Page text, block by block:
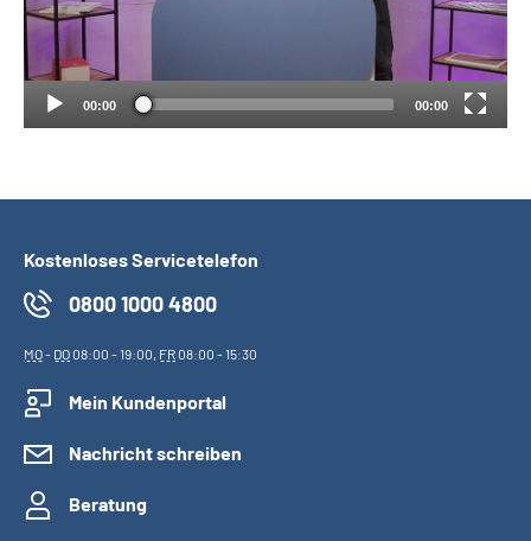
Leichte Sprache
Mein Kundenportal
00:00 00:00
Kostenloses Servicetelefon
0800 1000 4800
MO- DO08:00 - 19:00, FR08:00 - 15:30
Mein Kundenportal
Nachricht schreiben
Beratung